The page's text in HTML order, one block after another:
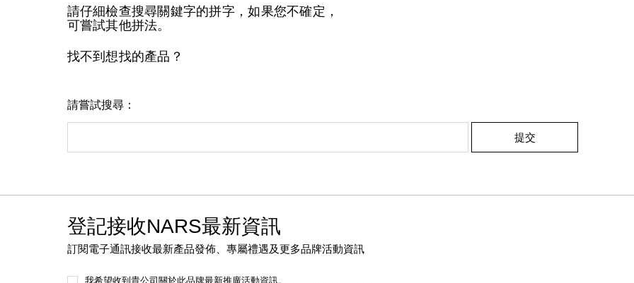
請仔細檢查搜尋關鍵字的拼字，如果您不確定，
可嘗試其他拼法。
找不到想找的產品？
請嘗試搜尋：
提交
登記接收NARS最新資訊
訂閱電子通訊接收最新產品發佈、專屬禮遇及更多品牌活動資訊
我希望收到貴公司關於此品牌最新推廣活動資訊。